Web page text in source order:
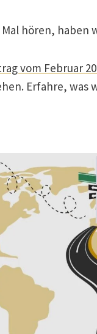
hören,
vom Februar
Erfahre,